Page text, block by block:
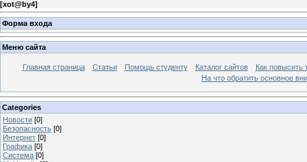
[xot@by4]
Форма входа
Меню сайта
Главная страница Статьи Помощь студенту Каталог сайтов
Как повысить
На что обратить основное
Categories
Новости [0]
Безопасность [0]
Интернет [0]
Графика [0]
Система [0]